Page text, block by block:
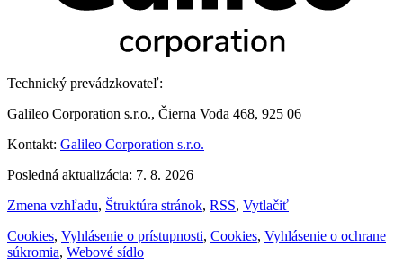
Technický prevádzkovateľ:
Galileo Corporation s.r.o., Čierna Voda 468, 925 06
Kontakt: Galileo Corporation s.r.o.
Posledná aktualizácia: 7. 8. 2026
Zmena vzhľadu, Štruktúra stránok, RSS, Vytlačiť
Cookies, Vyhlásenie o prístupnosti, Cookies, Vyhlásenie o ochrane
súkromia, Webové sídlo